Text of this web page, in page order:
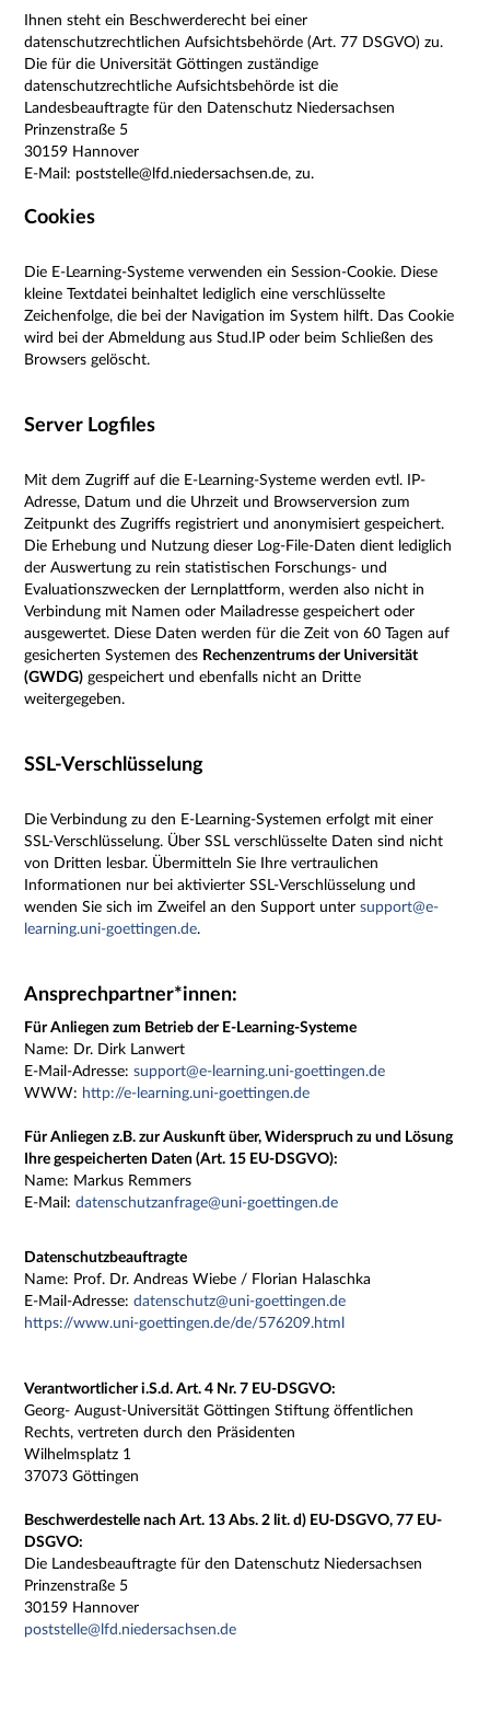
Ihnen steht ein Beschwerderecht bei einer
datenschutzrechtlichen Aufsichtsbehörde (Art. 77 DSGVO) zu.
Die für die Universität Göttingen zuständige
datenschutzrechtliche Aufsichtsbehörde ist die
Landesbeauftragte für den Datenschutz Niedersachsen
Prinzenstraße 5
30159 Hannover
E-Mail: poststelle@lfd.niedersachsen.de, zu.
Cookies
Die E-Learning-Systeme verwenden ein Session-Cookie. Diese
kleine Textdatei beinhaltet lediglich eine verschlüsselte
Zeichenfolge, die bei der Navigation im System hilft. Das Cookie
wird bei der Abmeldung aus Stud.IP oder beim Schließen des
Browsers gelöscht.
Server Logfiles
Mit dem Zugriff auf die E-Learning-Systeme werden evtl. IP-
Adresse, Datum und die Uhrzeit und Browserversion zum
Zeitpunkt des Zugriffs registriert und anonymisiert gespeichert.
Die Erhebung und Nutzung dieser Log-File-Daten dient lediglich
der Auswertung zu rein statistischen Forschungs- und
Evaluationszwecken der Lernplattform, werden also nicht in
Verbindung mit Namen oder Mailadresse gespeichert oder
ausgewertet. Diese Daten werden für die Zeit von 60 Tagen auf
gesicherten Systemen des Rechenzentrums der Universität
(GWDG) gespeichert und ebenfalls nicht an Dritte
weitergegeben.
SSL-Verschlüsselung
Die Verbindung zu den E-Learning-Systemen erfolgt mit einer
SSL-Verschlüsselung. Über SSL verschlüsselte Daten sind nicht
von Dritten lesbar. Übermitteln Sie Ihre vertraulichen
Informationen nur bei aktivierter SSL-Verschlüsselung und
wenden Sie sich im Zweifel an den Support untersupport@e-
learning.uni-goettingen.de.
Ansprechpartner*innen:
Für Anliegen zum Betrieb der E-Learning-Systeme
Name: Dr. Dirk Lanwert
E-Mail-Adresse:support@e-learning.uni-goettingen.de
WWW: http://e-learning.uni-goettingen.de
Für Anliegen z.B. zur Auskunft über, Widerspruch zu und Lösung
Ihre gespeicherten Daten (Art. 15 EU-DSGVO):
Name: Markus Remmers
E-Mail:datenschutzanfrage@uni-goettingen.de
Datenschutzbeauftragte
Name: Prof. Dr. Andreas Wiebe / Florian Halaschka
E-Mail-Adresse:datenschutz@uni-goettingen.de
https://www.uni-goettingen.de/de/576209.html
Verantwortlicher i.S.d. Art. 4 Nr. 7 EU-DSGVO:
Georg- August-Universität Göttingen Stiftung öffentlichen
Rechts, vertreten durch den Präsidenten
Wilhelmsplatz 1
37073 Göttingen
Beschwerdestelle nach Art. 13 Abs. 2 lit. d) EU-DSGVO, 77 EU-
DSGVO:
Die Landesbeauftragte für den Datenschutz Niedersachsen
Prinzenstraße 5
30159 Hannover
poststelle@lfd.niedersachsen.de